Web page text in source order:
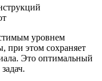
уровнем
при этом сохраняет
Это оптимальный